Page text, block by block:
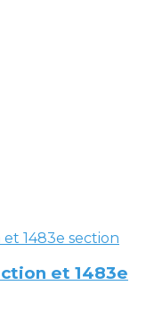
et 1483e